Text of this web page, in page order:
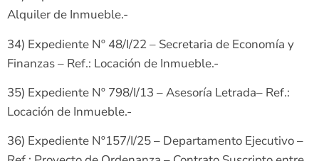
Alquiler de Inmueble.-
34) Expediente Nº 48/I/22 – Secretaria de Economía y
Finanzas – Ref.: Locación de Inmueble.-
35) Expediente Nº 798/I/13 – Asesoría Letrada– Ref.:
Locación de Inmueble.-
36) Expediente Nº157/I/25 – Departamento Ejecutivo –